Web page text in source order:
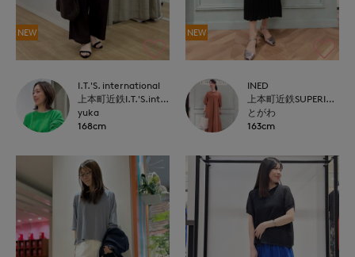
NEW
I.T.'S. international
上本町近鉄I.T.'S.international
yuka
168cm
NEW
INED
上本町近鉄SUPERIORCLOSET
とがわ
163cm